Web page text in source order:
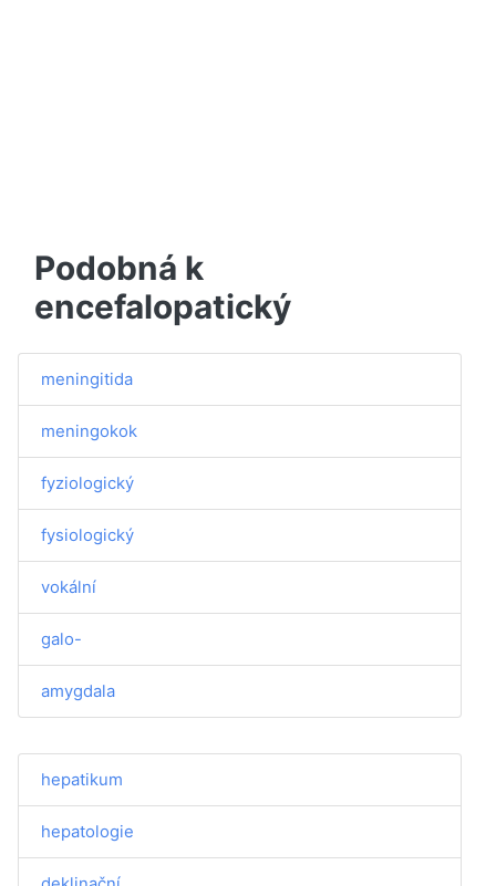
Podobná k
encefalopatický
meningitida
meningokok
fyziologický
fysiologický
vokální
galo-
amygdala
hepatikum
hepatologie